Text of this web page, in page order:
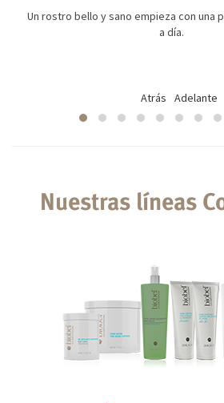
Un rostro bello y sano empieza con una
a día.
Atrás Adelante
Nuestras líneas